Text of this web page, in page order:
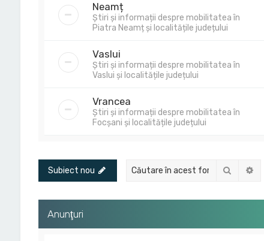
Neamț
Știri și informații despre mobilitatea în
Piatra Neamț și localitățile județului
Vaslui
Știri și informații despre mobilitatea în
Vaslui și localitățile județului
Vrancea
Știri și informații despre mobilitatea în
Focșani și localitățile județului
Subiect nou Căutare
Anunţuri